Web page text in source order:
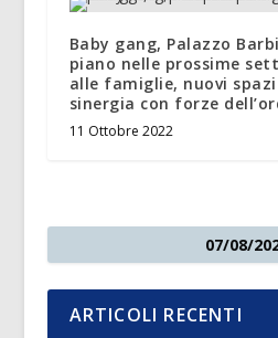
Baby gang, Palazzo
piano nelle prossime
alle famiglie, nuovi
sinergia con forze
11 Ottobre 2022
07/08/
ARTICOLI RECENTI